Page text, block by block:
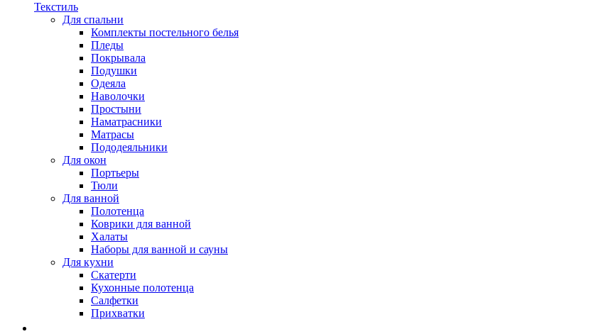
Текстиль
Для спальни
Комплекты постельного белья
Пледы
Покрывала
Подушки
Одеяла
Наволочки
Простыни
Наматрасники
Матрасы
Пододеяльники
Для окон
Портьеры
Тюли
Для ванной
Полотенца
Коврики для ванной
Халаты
Наборы для ванной и сауны
Для кухни
Скатерти
Кухонные полотенца
Салфетки
Прихватки